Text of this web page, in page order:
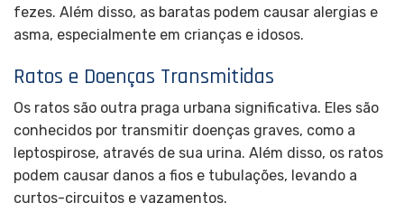
fezes. Além disso, as baratas podem causar alergias e
asma, especialmente em crianças e idosos.
Ratos e Doenças Transmitidas
Os ratos são outra praga urbana significativa. Eles são
conhecidos por transmitir doenças graves, como a
leptospirose, através de sua urina. Além disso, os ratos
podem causar danos a fios e tubulações, levando a
curtos-circuitos e vazamentos.